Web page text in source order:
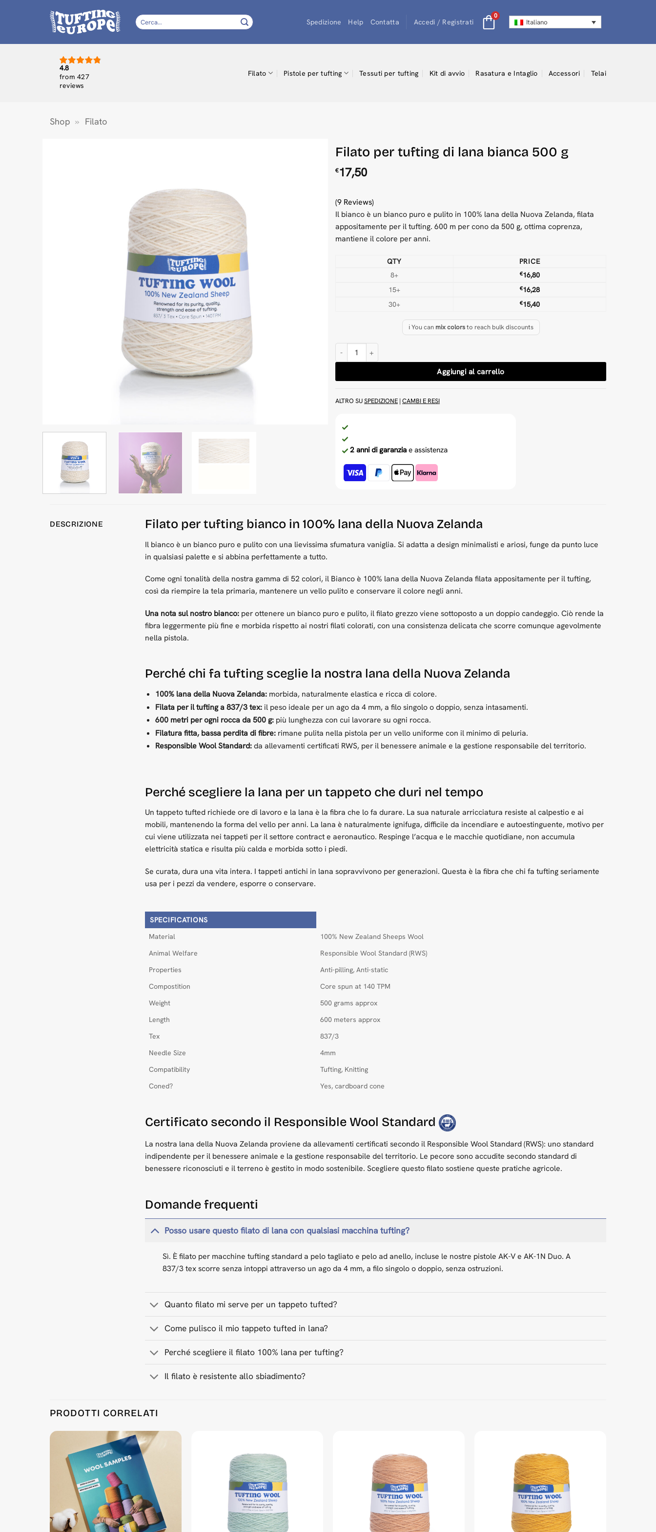
Cerca: Spedizione Help Contatta Accedi / Registrati
0
Italiano
4.8
from 427
reviews
Filato Pistole per tufting Tessuti per tufting Kit di avvio Rasatura e Intaglio Accessori Telai
Shop » Filato
Filato per tufting di lana bianca 500 g
€17,50
(9 Reviews)
Il bianco è un bianco puro e pulito in 100% lana della Nuova Zelanda, filata
appositamente per il tufting. 600 m per cono da 500 g, ottima coprenza,
mantiene il colore per anni.
QTY
PRICE
8+
€16,80
15+
€16,28
30+
€15,40
ℹ️ You can mix colorsto reach bulk discounts
Filato per tufting di lana bianca 500 g quantità
Aggiungi al carrello
ALTRO SUSPEDIZIONE | CAMBI E RESI
2 anni di garanzia e assistenza
DESCRIZIONE Filato per tufting bianco in 100% lana della Nuova Zelanda
Il bianco è un bianco puro e pulito con una lievissima sfumatura vaniglia. Si adatta a design minimalisti e ariosi, funge da punto luce
in qualsiasi palette e si abbina perfettamente a tutto.
Come ogni tonalità della nostra gamma di 52 colori, il Bianco è 100% lana della Nuova Zelanda filata appositamente per il tufting,
così da riempire la tela primaria, mantenere un vello pulito e conservare il colore negli anni.
Una nota sul nostro bianco: per ottenere un bianco puro e pulito, il filato grezzo viene sottoposto a un doppio candeggio. Ciò rende la
fibra leggermente più fine e morbida rispetto ai nostri filati colorati, con una consistenza delicata che scorre comunque agevolmente
nella pistola.
Perché chi fa tufting sceglie la nostra lana della Nuova Zelanda
100% lana della Nuova Zelanda:morbida, naturalmente elastica e ricca di colore.
Filata per il tufting a 837/3 tex:il peso ideale per un ago da 4 mm, a filo singolo o doppio, senza intasamenti.
600 metri per ogni rocca da 500 g:più lunghezza con cui lavorare su ogni rocca.
Filatura fitta, bassa perdita di fibre:rimane pulita nella pistola per un vello uniforme con il minimo di peluria.
Responsible Wool Standard:da allevamenti certificati RWS, per il benessere animale e la gestione responsabile del territorio.
Perché scegliere la lana per un tappeto che duri nel tempo
Un tappeto tufted richiede ore di lavoro e la lana è la fibra che lo fa durare. La sua naturale arricciatura resiste al calpestio e ai
mobili, mantenendo la forma del vello per anni. La lana è naturalmente ignifuga, difficile da incendiare e autoestinguente, motivo per
cui viene utilizzata nei tappeti per il settore contract e aeronautico. Respinge l’acqua e le macchie quotidiane, non accumula
elettricità statica e risulta più calda e morbida sotto i piedi.
Se curata, dura una vita intera. I tappeti antichi in lana sopravvivono per generazioni. Questa è la fibra che chi fa tufting seriamente
usa per i pezzi da vendere, esporre o conservare.
SPECIFICATIONS
Material
100% New Zealand Sheeps Wool
Animal Welfare
Responsible Wool Standard (RWS)
Properties
Anti-pilling, Anti-static
Compostition
Core spun at 140 TPM
Weight
500 grams approx
Length
600 meters approx
Tex
837/3
Needle Size
4mm
Compatibility
Tufting, Knitting
Coned?
Yes, cardboard cone
Certificato secondo il Responsible Wool Standard
La nostra lana della Nuova Zelanda proviene da allevamenti certificati secondo il Responsible Wool Standard (RWS): uno standard
indipendente per il benessere animale e la gestione responsabile del territorio. Le pecore sono accudite secondo standard di
benessere riconosciuti e il terreno è gestito in modo sostenibile. Scegliere questo filato sostiene queste pratiche agricole.
Domande frequenti
Posso usare questo filato di lana con qualsiasi macchina tufting?
Sì. È filato per macchine tufting standard a pelo tagliato e pelo ad anello, incluse le nostre pistole AK-V e AK-1N Duo. A
837/3 tex scorre senza intoppi attraverso un ago da 4 mm, a filo singolo o doppio, senza ostruzioni.
Quanto filato mi serve per un tappeto tufted?
Come pulisco il mio tappeto tufted in lana?
Perché scegliere il filato 100% lana per tufting?
Il filato è resistente allo sbiadimento?
Product Reviews
Anonymous
Rating: 5/5
Sat May 09 2026 13:49:43 GMT+0000 (Coordinated Universal Time)
White 500 g Wool Tufting Yarn
Anonymous
Rating: 5/5
Perfect!
PRODOTTI CORRELATI